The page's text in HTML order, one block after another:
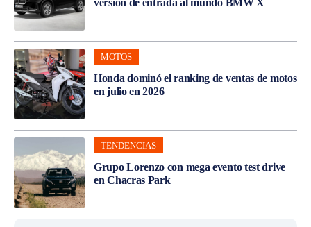
versión de entrada al mundo BMW X
MOTOS
Honda dominó el ranking de ventas de motos
en julio en 2026
TENDENCIAS
Grupo Lorenzo con mega evento test drive
en Chacras Park